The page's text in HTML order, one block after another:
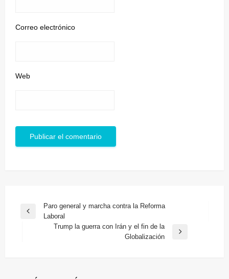
Correo electrónico
Web
Navegación
Entrada
Paro general y marcha contra la Reforma
Laboral
Trump la guerra con Irán y el fin de la
Globalización